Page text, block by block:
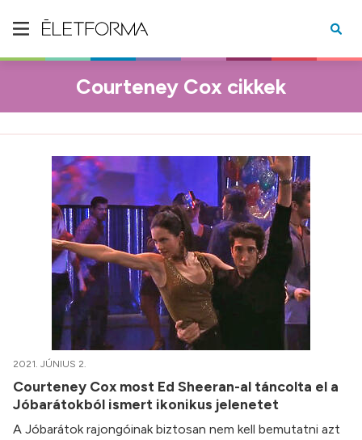
Courteney Cox cikkek
2021. JÚNIUS 2.
Courteney Cox most Ed Sheeran-al táncolta el a
Jóbarátokból ismert ikonikus jelenetet
A Jóbarátok rajongóinak biztosan nem kell bemutatni azt